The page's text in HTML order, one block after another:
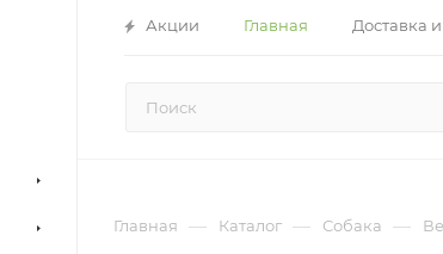
Акции Главная Доставка
Главная — Каталог — Собака —